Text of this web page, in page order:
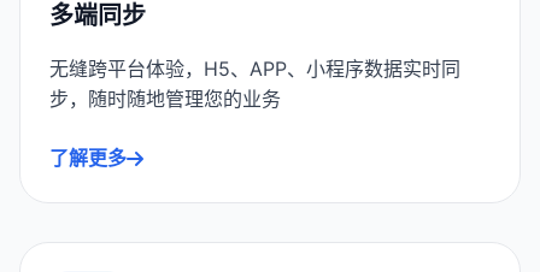
多端同步
无缝跨平台体验，H5、APP、小程序数据实时同
步，随时随地管理您的业务
了解更多